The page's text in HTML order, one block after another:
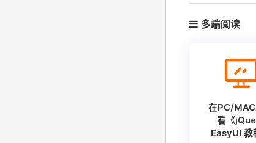
多端阅读
在PC/
看《
EasyUI 教